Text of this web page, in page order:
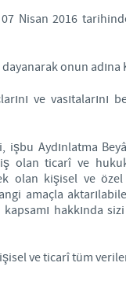
are leaving the country
provided on
07 Nisan 2016
onun
ve
Aydınlatma
olan ticarî ve
olan kişisel ve
amaçla
hakkında
ve ticarî tüm